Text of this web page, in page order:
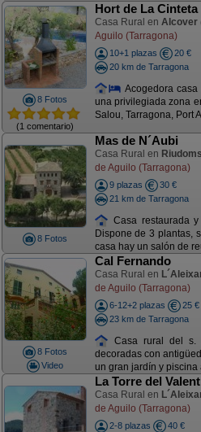
8 Fotos
(1 comentario)
Hort de La Cinteta
Casa Rural en Alcover
Aguilo (Tarragona)
10+1 plazas
20 €
20 km de Tarragona
Acogedora
una privilegiada zona
Salou, Tarragona, Port
8 Fotos
Mas de N´Aubi
Casa Rural en Riudoms
de Aguilo (Tarragona)
9 plazas
30 €
21 km de Tarragona
Casa restaurada
Dispone de 3 plantas,
casa hay un salón de
8 Fotos
Video
Cal Fernando
Casa Rural en
de Aguilo (Tarragona)
6-12+2 plazas
25 €
23 km de Tarragona
Casa rural del s.
decoradas con
un gran jardín y piscina
La Torre del Valent
Casa Rural en
de Aguilo (Tarragona)
2-8 plazas
40 €